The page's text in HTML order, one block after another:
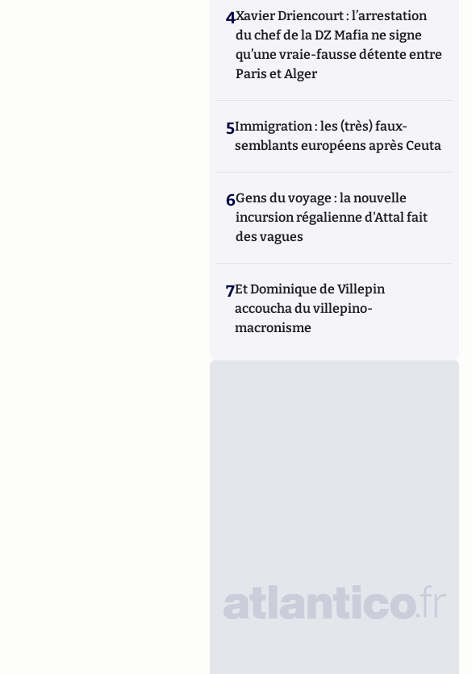
4Xavier Driencourt : l’arrestation
du chef de la DZ Mafia ne signe
qu’une vraie-fausse détente entre
Paris et Alger
5Immigration : les (très) faux-
semblants européens après Ceuta
6Gens du voyage : la nouvelle
incursion régalienne d'Attal fait
des vagues
7Et Dominique de Villepin
accoucha du villepino-
macronisme